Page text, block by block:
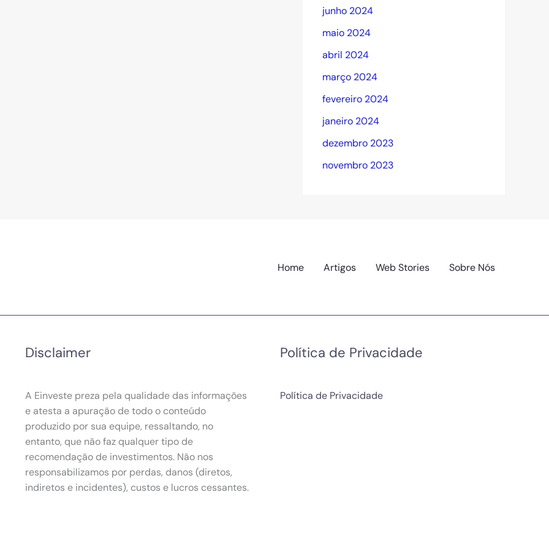
junho 2024
maio 2024
abril 2024
março 2024
fevereiro 2024
janeiro 2024
dezembro 2023
novembro 2023
Home Artigos Web Stories Sobre Nós
Disclaimer
A Einveste preza pela qualidade das informações
e atesta a apuração de todo o conteúdo
produzido por sua equipe, ressaltando, no
entanto, que não faz qualquer tipo de
recomendação de investimentos. Não nos
responsabilizamos por perdas, danos (diretos,
indiretos e incidentes), custos e lucros cessantes.
Política de Privacidade
Política de Privacidade